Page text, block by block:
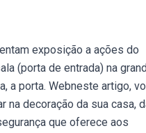
exposição a ações do
(porta de entrada) na
a porta. Webneste artigo,
decoração da sua casa,
que oferece aos